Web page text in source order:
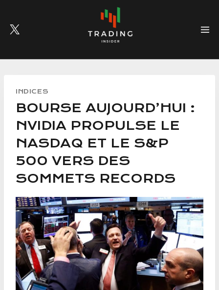
content
INDICES
BOURSE AUJOURD’HUI :
NVIDIA PROPULSE LE
NASDAQ ET LE S&P
500 VERS DES
SOMMETS RECORDS